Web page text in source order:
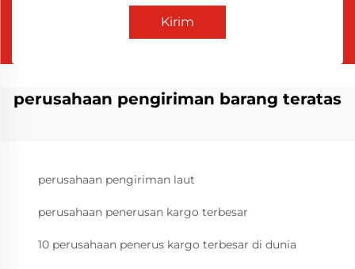
Kirim
perusahaan pengiriman barang teratas
perusahaan pengiriman laut
perusahaan penerusan kargo terbesar
10 perusahaan penerus kargo terbesar di dunia